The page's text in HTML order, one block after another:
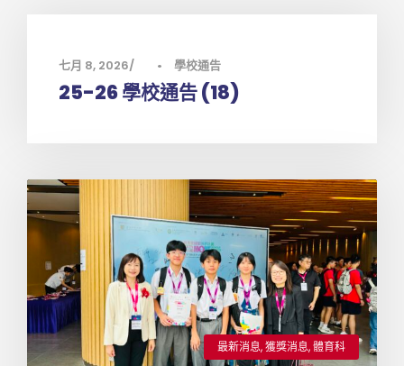
七月 8, 2026 • 學校通告
25-26 學校通告 (18)
最新消息,獲獎消息,體育科